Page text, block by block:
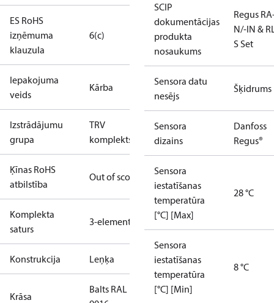
ES RoHS
izņēmuma
klauzula
6(c)
Iepakojuma
veids
Kārba
Izstrādājumu
grupa
TRV
komplekts
Ķīnas RoHS
atbilstība
Out of scope
Komplekta
saturs
3-elements
Konstrukcija Leņķa
Krāsa
Balts RAL
SCIP
dokumentācijas
produkta
nosaukums
Regus
N/-IN &
S Set
Sensora datu
nesējs
Šķidrums
Sensora
dizains
Danfoss
Regus®
Sensora
iestatīšanas
temperatūra
[°C] [Max]
28 °C
Sensora
iestatīšanas
temperatūra
[°C] [Min]
8 °C